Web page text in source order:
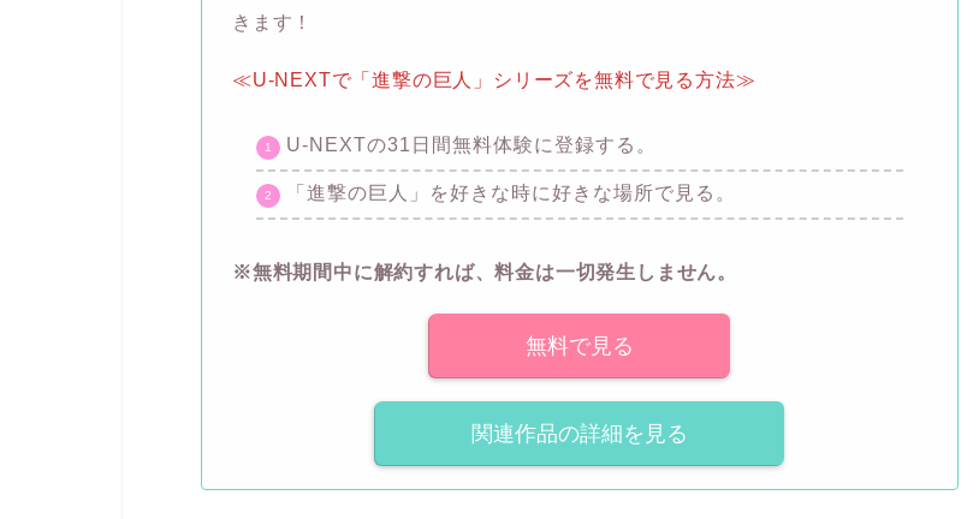
きます！
≪U-NEXTで「進撃の巨人」シリーズを無料で見る方法≫
U-NEXTの31日間無料体験に登録する。
「進撃の巨人」を好きな時に好きな場所で見る。
※無料期間中に解約すれば、料金は一切発生しません。
無料で見る
関連作品の詳細を見る